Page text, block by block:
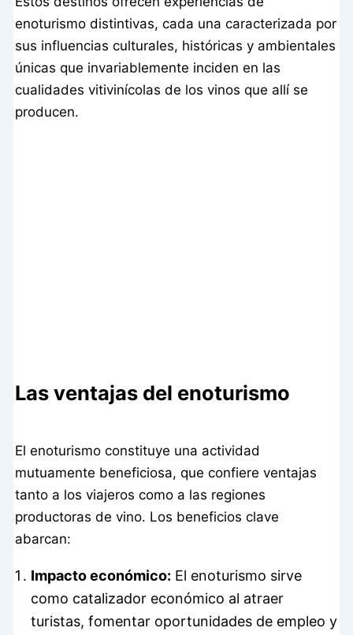
enoturismo distintivas, cada una caracterizada por
sus influencias culturales, históricas y ambientales
únicas que invariablemente inciden en las
cualidades vitivinícolas de los vinos que allí se
producen.
Las ventajas del enoturismo
El enoturismo constituye una actividad
mutuamente beneficiosa, que confiere ventajas
tanto a los viajeros como a las regiones
productoras de vino. Los beneficios clave
abarcan:
Impacto económico: El enoturismo sirve
como catalizador económico al atraer
turistas, fomentar oportunidades de empleo y